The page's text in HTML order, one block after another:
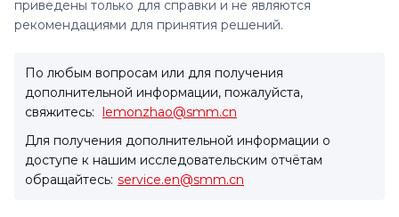
приведены только для справки и не являются
рекомендациями для принятия решений.
По любым вопросам или для получения
дополнительной информации, пожалуйста,
свяжитесь: lemonzhao@smm.cn
Для получения дополнительной информации о
доступе к нашим исследовательским отчётам
обращайтесь: service.en@smm.cn